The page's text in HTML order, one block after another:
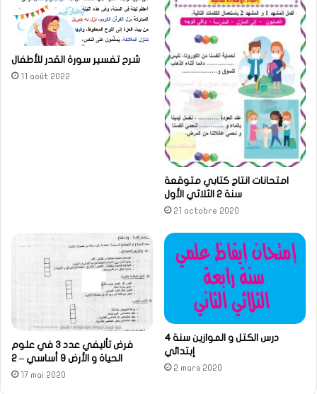
شرح تفسير سورة القدر للأطفال
11 août 2022
امتحانات انتاج كتابي متوقعة
سنة 2 الثلاثي الأول
21 octobre 2020
فرض تأليفي عدد 3 في علوم
الحياة و الأرض 9 أساسي – 2
17 mai 2020
درس الكتل و الموازين سنة 4
إبتدائي
2 mars 2020